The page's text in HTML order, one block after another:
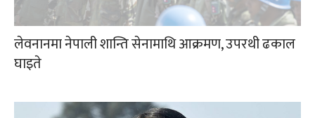
लेवनानमा नेपाली शान्ति सेनामाथि आक्रमण, उपरथी ढकाल
घाइते